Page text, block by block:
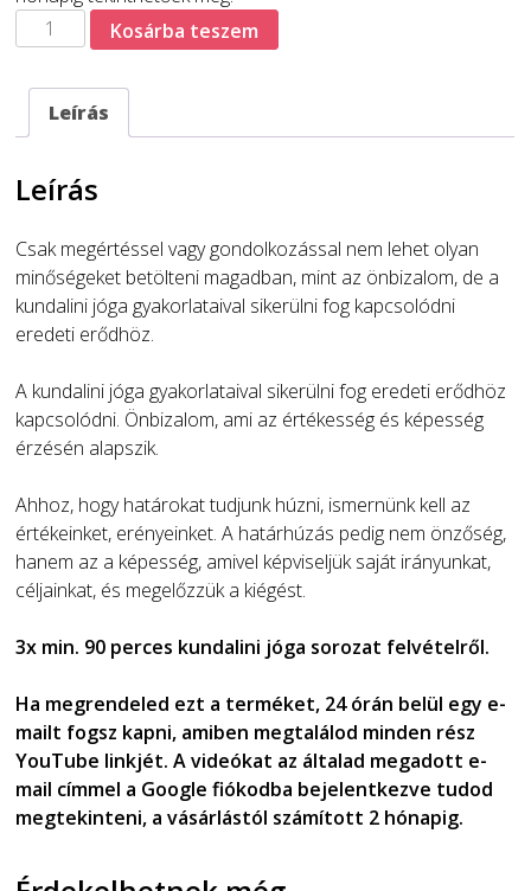
"Önbizalom,
határok"
jóga
sorozat
mennyiség
Kosárba teszem
Leírás
Leírás
Csak megértéssel vagy gondolkozással nem lehet olyan
minőségeket betölteni magadban, mint az önbizalom, de a
kundalini jóga gyakorlataival sikerülni fog kapcsolódni
eredeti erődhöz.
A kundalini jóga gyakorlataival sikerülni fog eredeti erődhöz
kapcsolódni. Önbizalom, ami az értékesség és képesség
érzésén alapszik.
Ahhoz, hogy határokat tudjunk húzni, ismernünk kell az
értékeinket, erényeinket. A határhúzás pedig nem önzőség,
hanem az a képesség, amivel képviseljük saját irányunkat,
céljainkat, és megelőzzük a kiégést.
3x min. 90 perces kundalini jóga sorozat felvételről.
Ha megrendeled ezt a terméket, 24 órán belül egy e-
mailt fogsz kapni, amiben megtalálod minden rész
YouTube linkjét. A videókat az általad megadott e-
mail címmel a Google fiókodba bejelentkezve tudod
megtekinteni, a vásárlástól számított 2 hónapig.